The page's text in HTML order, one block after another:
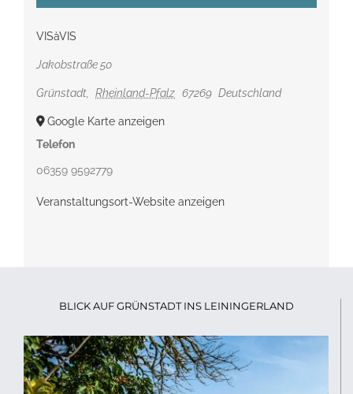
VISàVIS
Jakobstraße 50
Grünstadt, Rheinland-Pfalz 67269 Deutschland
Google Karte anzeigen
Telefon
06359 9592779
Veranstaltungsort-Website anzeigen
BLICK AUF GRÜNSTADT INS LEININGERLAND